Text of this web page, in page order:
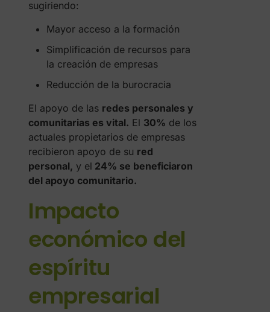
sugiriendo:
Mayor acceso a la formación
Simplificación de recursos para
la creación de empresas
Reducción de la burocracia
El apoyo de las redes personales y
comunitarias es vital. El 30% de los
actuales propietarios de empresas
recibieron apoyo de su red
personal, y el 24% se beneficiaron
del apoyo comunitario.
Impacto
económico del
espíritu
empresarial